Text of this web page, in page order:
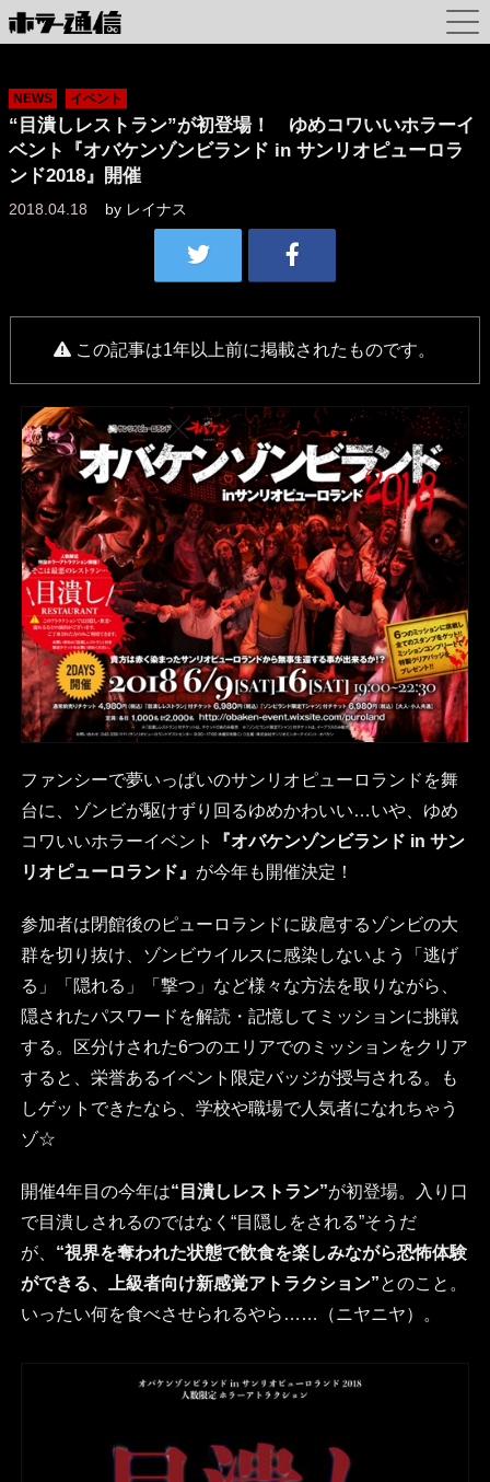
NEWS イベント
“目潰しレストラン”が初登場！ ゆめコワいいホラーイ
ベント『オバケンゾンビランド in サンリオピューロラ
ンド2018』開催
2018.04.18 by レイナス
この記事は1年以上前に掲載されたものです。
ファンシーで夢いっぱいのサンリオピューロランドを舞
台に、ゾンビが駆けずり回るゆめかわいい…いや、ゆめ
コワいいホラーイベント
『オバケンゾンビランド in サン
リオピューロランド』 が今年も開催決定！
参加者は閉館後のピューロランドに跋扈するゾンビの大
群を切り抜け、ゾンビウイルスに感染しないよう「逃げ
る」「隠れる」「撃つ」など様々な方法を取りながら、
隠されたパスワードを解読・記憶してミッションに挑戦
する。区分けされた6つのエリアでのミッションをクリア
すると、栄誉あるイベント限定バッジが授与される。も
しゲットできたなら、学校や職場で人気者になれちゃう
ゾ☆
開催4年目の今年は“目潰しレストラン”が初登場。入り口
で目潰しされるのではなく“目隠しをされる”そうだ
が、 “視界を奪われた状態で飲食を楽しみながら恐怖体験
ができる、上級者向け新感覚アトラクション”とのこと。
いったい何を食べさせられるやら……（ニヤニヤ）。